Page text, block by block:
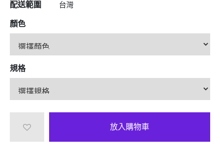
配送範圍 台灣
顏色
規格
放入購物車